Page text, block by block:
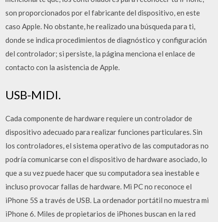
son proporcionados por el fabricante del dispositivo, en este
caso Apple. No obstante, he realizado una búsqueda para ti,
donde se indica procedimientos de diagnóstico y configuración
del controlador; si persiste, la página menciona el enlace de
contacto con la asistencia de Apple.
USB-MIDI.
Cada componente de hardware requiere un controlador de
dispositivo adecuado para realizar funciones particulares. Sin
los controladores, el sistema operativo de las computadoras no
podría comunicarse con el dispositivo de hardware asociado, lo
que a su vez puede hacer que su computadora sea inestable e
incluso provocar fallas de hardware. Mi PC no reconoce el
iPhone 5S a través de USB. La ordenador portátil no muestra mi
iPhone 6. Miles de propietarios de iPhones buscan en la red